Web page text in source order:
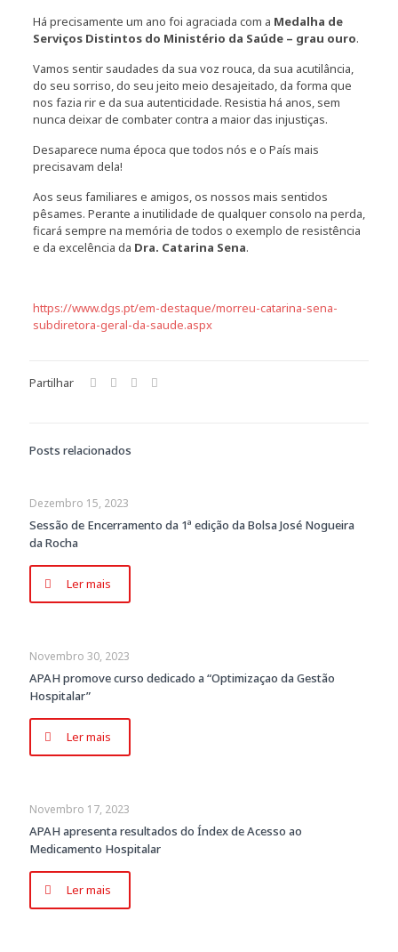
Há precisamente um ano foi agraciada com a Medalha de
Serviços Distintos do Ministério da Saúde – grau ouro.
Vamos sentir saudades da sua voz rouca, da sua acutilância,
do seu sorriso, do seu jeito meio desajeitado, da forma que
nos fazia rir e da sua autenticidade. Resistia há anos, sem
nunca deixar de combater contra a maior das injustiças.
Desaparece numa época que todos nós e o País mais
precisavam dela!
Aos seus familiares e amigos, os nossos mais sentidos
pêsames. Perante a inutilidade de qualquer consolo na perda,
ficará sempre na memória de todos o exemplo de resistência
e da excelência da Dra. Catarina Sena.
https://www.dgs.pt/em-destaque/morreu-catarina-sena-
subdiretora-geral-da-saude.aspx
Partilhar
Posts relacionados
Dezembro 15, 2023
Sessão de Encerramento da 1ª edição da Bolsa José Nogueira
da Rocha
Ler mais
Novembro 30, 2023
APAH promove curso dedicado a “Optimizaçao da Gestão
Hospitalar”
Ler mais
Novembro 17, 2023
APAH apresenta resultados do Índex de Acesso ao
Medicamento Hospitalar
Ler mais